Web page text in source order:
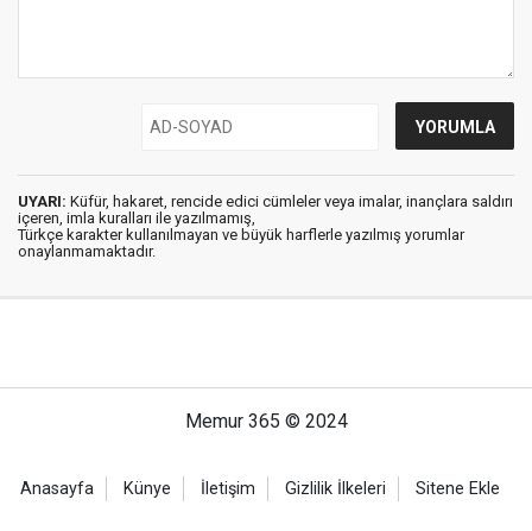
UYARI: Küfür, hakaret, rencide edici cümleler veya imalar, inançlara saldırı
içeren, imla kuralları ile yazılmamış,
Türkçe karakter kullanılmayan ve büyük harflerle yazılmış yorumlar
onaylanmamaktadır.
Memur 365 © 2024
Anasayfa Künye İletişim Gizlilik İlkeleri Sitene Ekle